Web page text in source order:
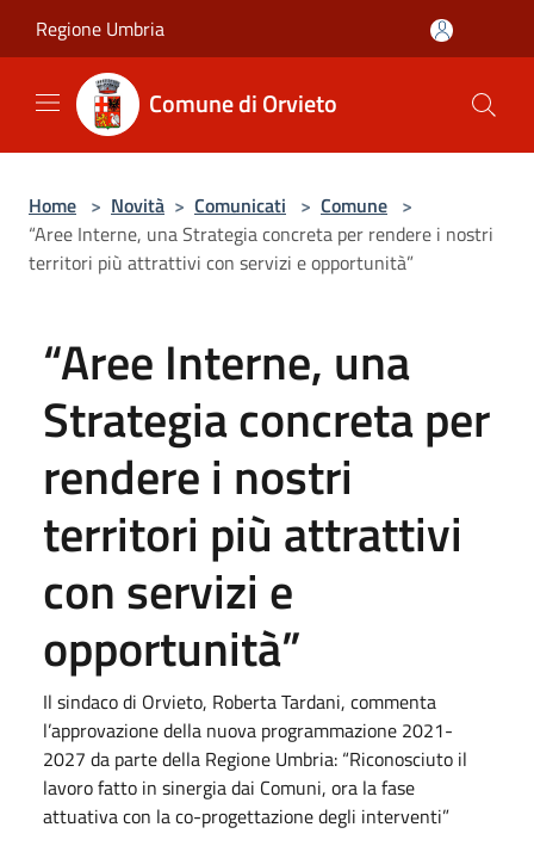
Regione Umbria
Comune di Orvieto
Home > Novità > Comunicati > Comune >
“Aree Interne, una Strategia concreta per rendere i nostri
territori più attrattivi con servizi e opportunità”
“Aree Interne, una
Strategia concreta per
rendere i nostri
territori più attrattivi
con servizi e
opportunità”
Il sindaco di Orvieto, Roberta Tardani, commenta
l’approvazione della nuova programmazione 2021-
2027 da parte della Regione Umbria: “Riconosciuto il
lavoro fatto in sinergia dai Comuni, ora la fase
attuativa con la co-progettazione degli interventi”